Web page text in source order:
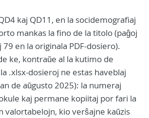
kaj QD11, en la socidemografiaj
mankas la fino de la titolo (paĝoj
79 en la originala PDF-dosiero).
ke, kontraŭe al la kutimo de
.xlsx-dosieroj ne estas haveblaj
de aŭgusto 2025): la numeraj
kaj permane kopiitaj por fari la
valortabelojn, kio verŝajne kaŭzis